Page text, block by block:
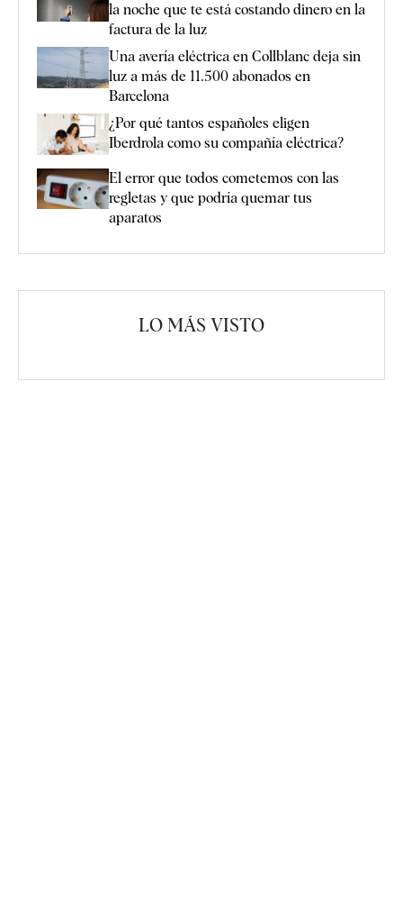
la noche que te está costando dinero en la
factura de la luz
Una avería eléctrica en Collblanc deja sin
luz a más de 11.500 abonados en
Barcelona
¿Por qué tantos españoles eligen
Iberdrola como su compañía eléctrica?
El error que todos cometemos con las
regletas y que podría quemar tus
aparatos
LO MÁS VISTO